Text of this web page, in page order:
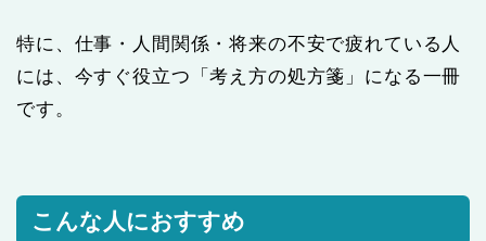
特に、仕事・人間関係・将来の不安で疲れている人
には、今すぐ役立つ「考え方の処方箋」になる一冊
です。
こんな人におすすめ